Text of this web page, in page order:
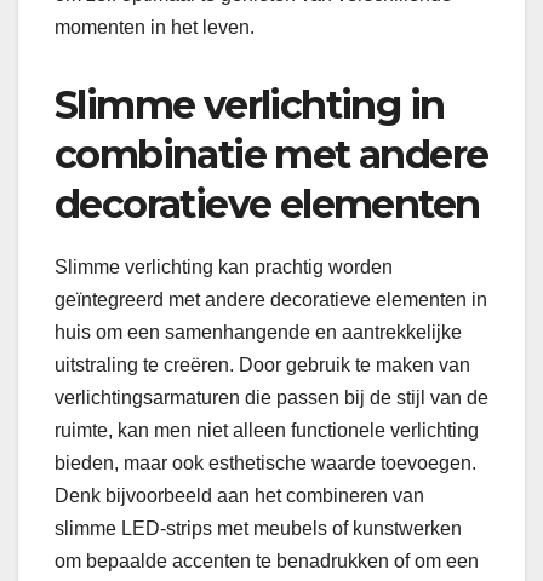
momenten in het leven.
Slimme verlichting in
combinatie met andere
decoratieve elementen
Slimme verlichting kan prachtig worden
geïntegreerd met andere decoratieve elementen in
huis om een samenhangende en aantrekkelijke
uitstraling te creëren. Door gebruik te maken van
verlichtingsarmaturen die passen bij de stijl van de
ruimte, kan men niet alleen functionele verlichting
bieden, maar ook esthetische waarde toevoegen.
Denk bijvoorbeeld aan het combineren van
slimme LED-strips met meubels of kunstwerken
om bepaalde accenten te benadrukken of om een